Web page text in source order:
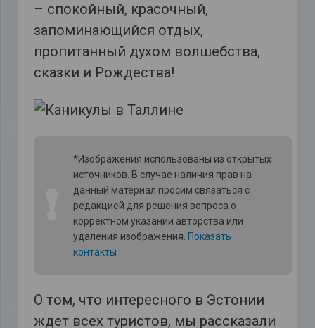
– спокойный, красочный,
запоминающийся отдых,
пропитанный духом волшебства,
сказки и Рождества!
*Изображения использованы из открытых
источников. В случае наличия прав на
данный материал просим связаться с
редакцией для решения вопроса о
корректном указании авторства или
удаления изображения. Показать
контакты
О том, что интересного в Эстонии
ждет всех туристов, мы рассказали